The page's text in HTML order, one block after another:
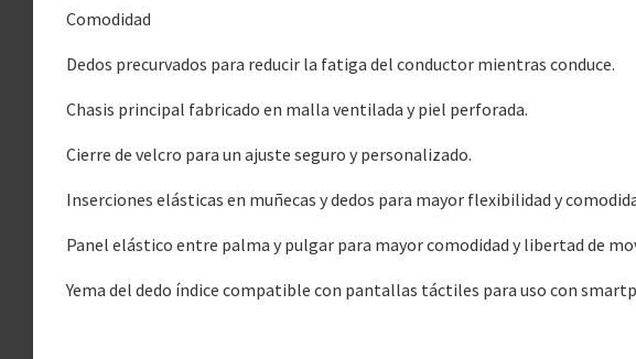
Comodidad
Dedos precurvados para reducir la fatiga del conductor mientras conduce.
Chasis principal fabricado en malla ventilada y piel perforada.
Cierre de velcro para un ajuste seguro y personalizado.
Inserciones elásticas en muñecas y dedos para mayor flexibilidad y
Panel elástico entre palma y pulgar para mayor comodidad y libertad de
Yema del dedo índice compatible con pantallas táctiles para uso con